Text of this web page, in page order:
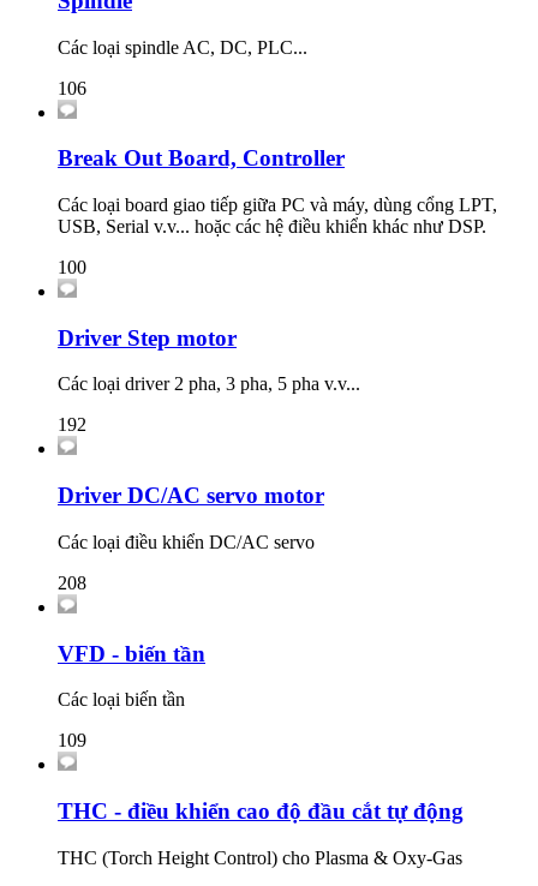
Các loại spindle AC, DC, PLC...
106
Break Out Board, Controller
Các loại board giao tiếp giữa PC và máy, dùng cổng LPT,
USB, Serial v.v... hoặc các hệ điều khiển khác như DSP.
100
Driver Step motor
Các loại driver 2 pha, 3 pha, 5 pha v.v...
192
Driver DC/AC servo motor
Các loại điều khiển DC/AC servo
208
VFD - biến tần
Các loại biến tần
109
THC - điều khiển cao độ đầu cắt tự động
THC (Torch Height Control) cho Plasma & Oxy-Gas